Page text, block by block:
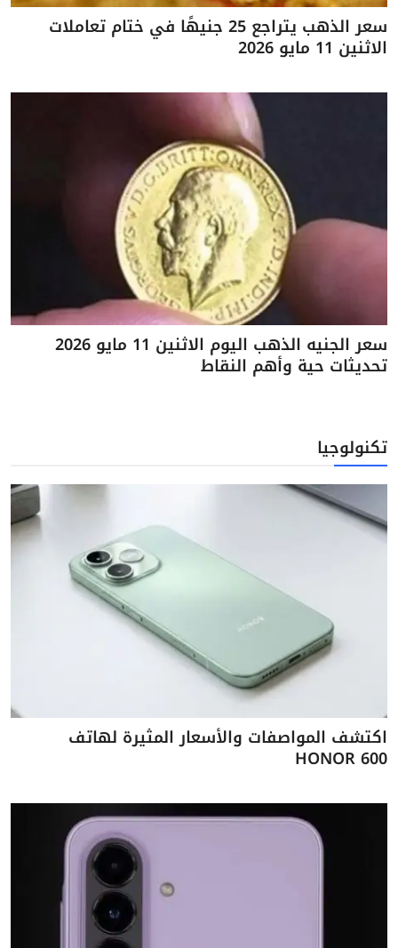
سعر الذهب يتراجع 25 جنيهًا في ختام تعاملات
الاثنين 11 مايو 2026
سعر الجنيه الذهب اليوم الاثنين 11 مايو 2026
تحديثات حية وأهم النقاط
تكنولوجيا
اكتشف المواصفات والأسعار المثيرة لهاتف
HONOR 600